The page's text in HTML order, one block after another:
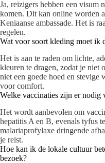
Ja, reizigers hebben een visum
komen. Dit kan online worden
Keniaanse ambassade. Het is
regelen.
Wat voor soort kleding moet ik
Het is aan te raden om lichte,
kleuren te dragen, zodat je niet
niet een goede hoed en stevige
voor comfort.
Welke vaccinaties zijn er nodig
Het wordt aanbevolen om
hepatitis A en B, evenals tyfus
malariaprofylaxe dringende
je reist.
Hoe kan ik de lokale cultuur
bezoek?